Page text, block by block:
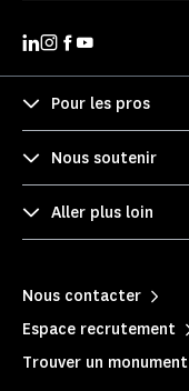
Pour les pros
Nous soutenir
Aller plus loin
Nous contacter
Espace recrutement
Trouver un monument